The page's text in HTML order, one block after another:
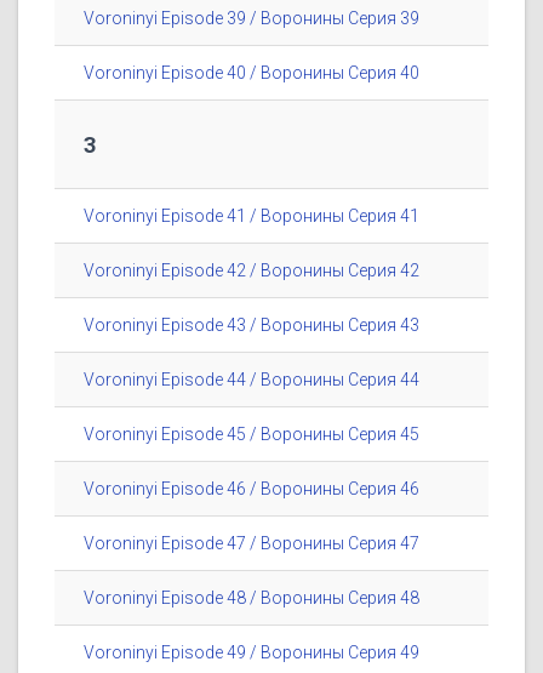
Voroninyi Episode 39 / Воронины Серия 39
Voroninyi Episode 40 / Воронины Серия 40
3
Voroninyi Episode 41 / Воронины Серия 41
Voroninyi Episode 42 / Воронины Серия 42
Voroninyi Episode 43 / Воронины Серия 43
Voroninyi Episode 44 / Воронины Серия 44
Voroninyi Episode 45 / Воронины Серия 45
Voroninyi Episode 46 / Воронины Серия 46
Voroninyi Episode 47 / Воронины Серия 47
Voroninyi Episode 48 / Воронины Серия 48
Voroninyi Episode 49 / Воронины Серия 49